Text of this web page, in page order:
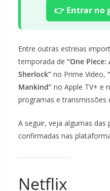
👉 Entrar no
Entre outras estreias
temporada de “One Piece:
Sherlock” no Prime Video,
Mankind” no Apple TV+ e
programas e transmissões
A seguir, veja algumas das
confirmadas nas
Netflix